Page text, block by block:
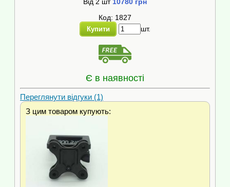
Код: 1827
Купити шт.
Є в наявності
Переглянути відгуки (1)
З цим товаром купують: